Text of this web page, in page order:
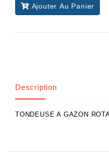
Ajouter Au Panier
Description
TONDEUSE A GAZON